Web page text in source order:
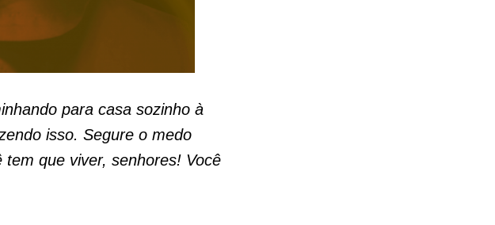
para casa sozinho à
isso. Segure o medo
que viver, senhores! Você